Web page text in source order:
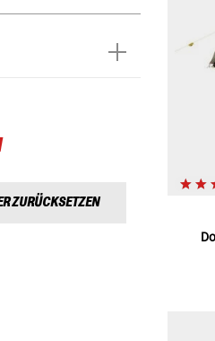
ZURÜCKSETZEN